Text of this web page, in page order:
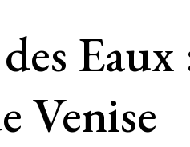
Eaux
Venise